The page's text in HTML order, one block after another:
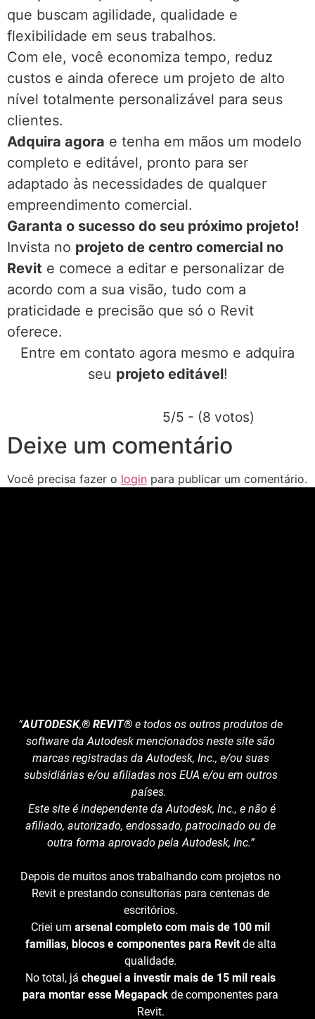
que buscam agilidade, qualidade e
flexibilidade em seus trabalhos.
Com ele, você economiza tempo, reduz
custos e ainda oferece um projeto de alto
nível totalmente personalizável para seus
clientes.
Adquira agora e tenha em mãos um modelo
completo e editável, pronto para ser
adaptado às necessidades de qualquer
empreendimento comercial.
Garanta o sucesso do seu próximo projeto!
Invista no projeto de centro comercial no
Revit e comece a editar e personalizar de
acordo com a sua visão, tudo com a
praticidade e precisão que só o Revit
oferece.
Entre em contato agora mesmo e adquira
seu projeto editável!
5/5 - (8 votos)
Deixe um comentário
Você precisa fazer o login para publicar um comentário.
“AUTODESK,® REVIT® e todos os outros produtos de
software da Autodesk mencionados neste site são
marcas registradas da Autodesk, Inc., e/ou suas
subsidiárias e/ou afiliadas nos EUA e/ou em outros
países.
Este site é independente da Autodesk, Inc., e não é
afiliado, autorizado, endossado, patrocinado ou de
outra forma aprovado pela Autodesk, Inc.”
Depois de muitos anos trabalhando com projetos no
Revit e prestando consultorias para centenas de
escritórios.
Criei um arsenal completo com mais de 100 mil
famílias, blocos e componentes para Revitde alta
qualidade.
No total, já cheguei a investir mais de 15 mil reais
para montar esse Megapack de componentes para
Revit.